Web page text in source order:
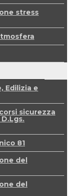
stress
Edilizia e
sicurezza
81
del
del